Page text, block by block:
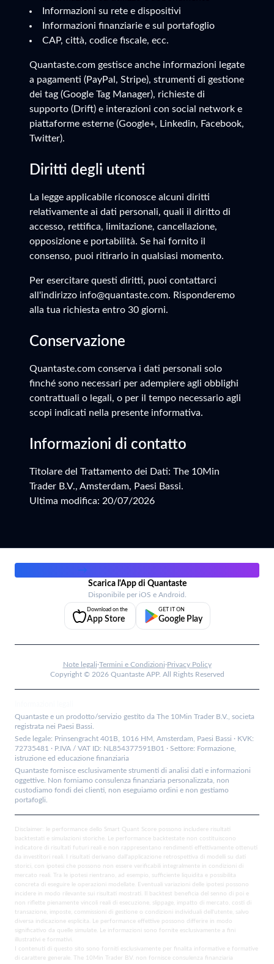
Informazioni su rete e dispositivi
Informazioni finanziarie e sul portafoglio
CAP, città, codice fiscale, ecc.
Quantaste.com gestisce anche informazioni legate
a pagamenti (PayPal, Stripe), strumenti di gestione
dei tag (Google Tag Manager), richieste di
supporto (Drift) e interazioni con social network e
piattaforme esterne (Google+, Linkedin, Facebook,
Twitter).
Diritti degli utenti
La legge applicabile riconosce alcuni diritti
relativamente ai dati personali, quali il diritto di
accesso, rettifica, limitazione, cancellazione,
opposizione e portabilità. Se hai fornito il
consenso, puoi ritirarlo in qualsiasi momento.
Per esercitare questi diritti, puoi contattarci
all'indirizzo info@quantaste.com. Risponderemo
alla tua richiesta entro 30 giorni.
Conservazione
Quantaste.com conserva i dati personali solo
finché sono necessari per adempiere agli obblighi
contrattuali o legali, o per il tempo necessario agli
scopi indicati nella presente informativa.
Informazioni di contatto
Titolare del Trattamento dei Dati: The 10Min
Trader B.V., Amsterdam, Paesi Bassi.
Ultima modifica: 20/07/2026
→
Scarica l'App di Quantaste
Disponibile per iOS e Android.
Download on the
App Store
GET IT ON
Google Play
Note legali·Termini e Condizioni·Privacy Policy
Copyright © 2026Quantaste APP. All Rights Reserved
Quantaste e un prodotto/servizio gestito da The 10Min Trader B.V., societa
registrata nei Paesi Bassi.
Sede legale: Prinsengracht 401B, 1016 HM, Amsterdam, Paesi Bassi · KVK:
72735481 · P.IVA / VAT ID: NL854377591B01 · Settore: Formazione,
istruzione ed educazione finanziaria
Quantaste fornisce esclusivamente strumenti di analisi dati e informazioni
oggettive. Non forniamo consulenza finanziaria personalizzata, non
custodiamo fondi dei clienti, non eseguiamo ordini e non gestiamo
portafogli.
Disclaimer: le performance dello Smart Quant Score possono includere risultati
backtestati e simulazioni storiche. Le performance backtestate non costituiscono
indicatore di risultati futuri reali e non rappresentano rendimenti effettivamente ottenuti
da investitori reali. I risultati derivano dall'applicazione retrospettiva di modelli su dati
storici, con ipotesi che possono non essere verificabili integralmente in condizioni di
mercato reali. Tra le ipotesi rientrano, ad esempio, sufficiente liquidita e possibilita
concreta di eseguire le operazioni modellate. Eventuali variazioni delle ipotesi possono
incidere in modo rilevante sui risultati mostrati. Il backtest beneficia del senno di poi e
non riflette pienamente vincoli reali di esecuzione, slippage, impatto di mercato, costi di
transazione, imposte, commissioni di gestione o condizioni individuali dell'utente, salvo
diversa indicazione esplicita. Le performance effettive possono differire in modo
significativo da quelle simulate. Le informazioni sono fornite esclusivamente a fini
illustrativi e formativi.
I contenuti di questo sito sono forniti esclusivamente per finalita informative e formative
di carattere generale. The 10Min Trader B.V. non fornisce consulenza finanziaria